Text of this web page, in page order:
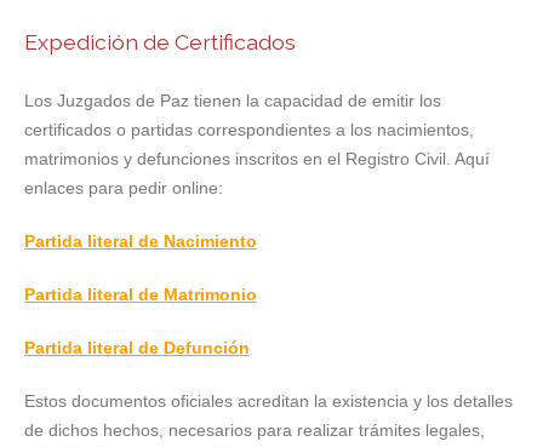
Expedición de Certificados
Los Juzgados de Paz tienen la capacidad de emitir los
certificados o partidas correspondientes a los nacimientos,
matrimonios y defunciones inscritos en el Registro Civil. Aquí
enlaces para pedir online:
Partida literal de Nacimiento
Partida literal de Matrimonio
Partida literal de Defunción
Estos documentos oficiales acreditan la existencia y los detalles
de dichos hechos, necesarios para realizar trámites legales,